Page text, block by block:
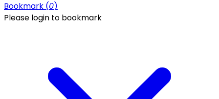
Bookmark (0)
Please login to bookmark